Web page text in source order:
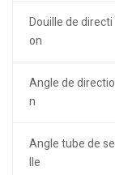
Douille de directi
on
Angle de directio
n
Angle tube de se
lle